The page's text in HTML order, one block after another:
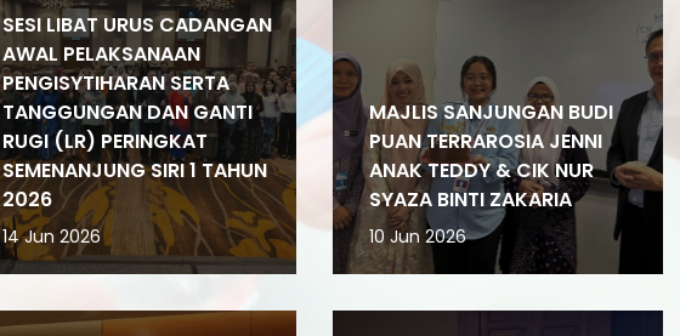
SESI LIBAT URUS CADANGAN
AWAL PELAKSANAAN
PENGISYTIHARAN SERTA
TANGGUNGAN DAN GANTI
RUGI (LR) PERINGKAT
SEMENANJUNG SIRI 1 TAHUN
2026
14 Jun 2026
MAJLIS SANJUNGAN BUDI
PUAN TERRAROSIA JENNI
ANAK TEDDY & CIK NUR
SYAZA BINTI ZAKARIA
10 Jun 2026